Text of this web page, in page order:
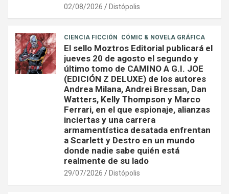
02/08/2026 Distópolis
CIENCIA FICCIÓN CÓMIC & NOVELA GRÁFICA
El sello Moztros Editorial publicará el
jueves 20 de agosto el segundo y
último tomo de CAMINO A G.I. JOE
(EDICIÓN Z DELUXE) de los autores
Andrea Milana, Andrei Bressan, Dan
Watters, Kelly Thompson y Marco
Ferrari, en el que espionaje, alianzas
inciertas y una carrera
armamentística desatada enfrentan
a Scarlett y Destro en un mundo
donde nadie sabe quién está
realmente de su lado
29/07/2026 Distópolis